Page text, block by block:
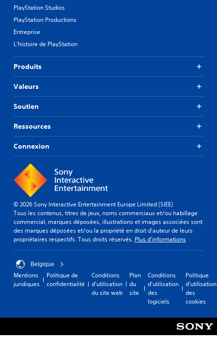
PlayStation Studios
PlayStation Productions
Entreprise
L'histoire de PlayStation
Produits
Valeurs
Soutien
Ressources
Connexion
© 2026 Sony Interactive Entertainment Europe Limited (SIEE)
Tous les contenus, titres de jeux, noms commerciaux et/ou habillage
commercial, marques déposées, illustrations et images associées sont
des marques déposées et/ou la propriété en droit d'auteur de leurs
propriétaires respectifs. Tous droits réservés. Plus d'informations
Belgique
Mentions
juridiques
Politique de
confidentialité
Conditions
d'utilisation
du site web
Plan
du
site
Conditions
d'utilisation
des
logiciels
Politique
d'utilisation
des
cookies